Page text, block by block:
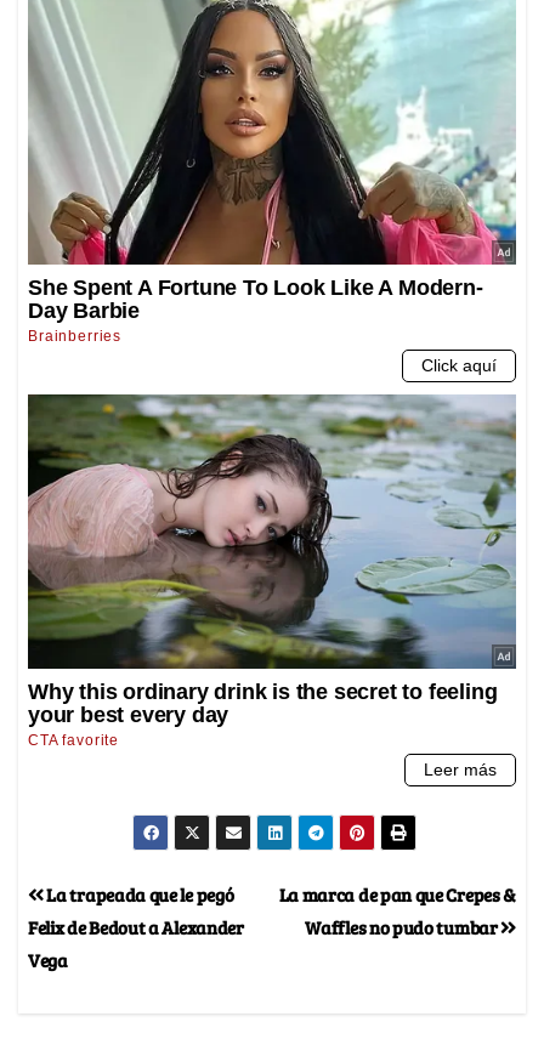
La marca de pan que Crepes &
Waffles no pudo tumbar
La trapeada que le pegó
Felix de Bedout a Alexander
Vega